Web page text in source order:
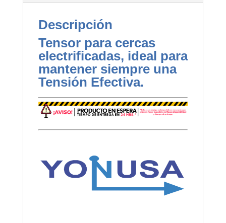
Descripción
Tensor para cercas
electrificadas, ideal para
mantener siempre una
Tensión Efectiva.